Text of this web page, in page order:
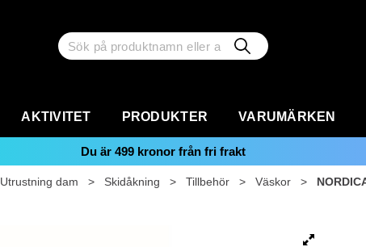
AKTIVITET PRODUKTER VARUMÄRKEN
Du är 499 kronor från fri frakt
Utrustning dam > Skidåkning > Tillbehör > Väskor >